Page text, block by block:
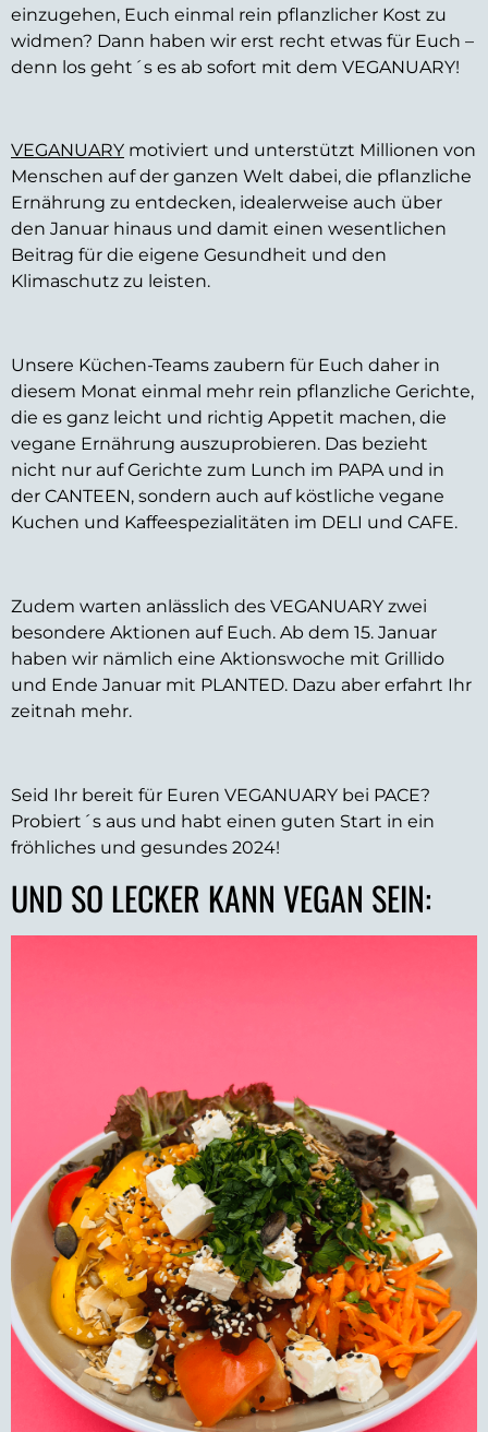
einzugehen, Euch einmal rein pflanzlicher Kost zu
widmen? Dann haben wir erst recht etwas für Euch –
denn los geht´s es ab sofort mit dem VEGANUARY!
VEGANUARY motiviert und unterstützt Millionen von
Menschen auf der ganzen Welt dabei, die pflanzliche
Ernährung zu entdecken, idealerweise auch über
den Januar hinaus und damit einen wesentlichen
Beitrag für die eigene Gesundheit und den
Klimaschutz zu leisten.
Unsere Küchen-Teams zaubern für Euch daher in
diesem Monat einmal mehr rein pflanzliche Gerichte,
die es ganz leicht und richtig Appetit machen, die
vegane Ernährung auszuprobieren. Das bezieht
nicht nur auf Gerichte zum Lunch im PAPA und in
der CANTEEN, sondern auch auf köstliche vegane
Kuchen und Kaffeespezialitäten im DELI und CAFE.
Zudem warten anlässlich des VEGANUARY zwei
besondere Aktionen auf Euch. Ab dem 15. Januar
haben wir nämlich eine Aktionswoche mit Grillido
und Ende Januar mit PLANTED. Dazu aber erfahrt Ihr
zeitnah mehr.
Seid Ihr bereit für Euren VEGANUARY bei PACE?
Probiert´s aus und habt einen guten Start in ein
fröhliches und gesundes 2024!
UND SO LECKER KANN VEGAN SEIN: